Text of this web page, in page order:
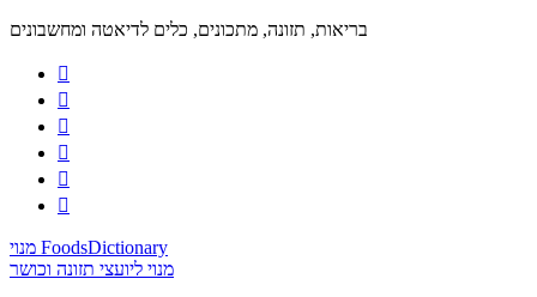
בריאות, תזונה, מתכונים, כלים לדיאטה ומחשבונים






מנוי FoodsDictionary
מנוי ליועצי תזונה וכושר